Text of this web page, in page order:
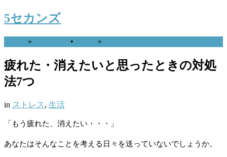
5セカンズ
» • »
疲れた・消えたいと思ったときの対処
法7つ
in ストレス , 生活
「もう疲れた、消えたい・・・」
あなたはそんなことを考える日々を送っていないでしょうか。